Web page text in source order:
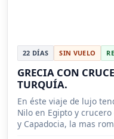
22 DÍAS SIN VUELO
GRECIA CON
TURQUÍA.
En éste viaje de lujo
Nilo en Egipto y
y Capadocia, la mas